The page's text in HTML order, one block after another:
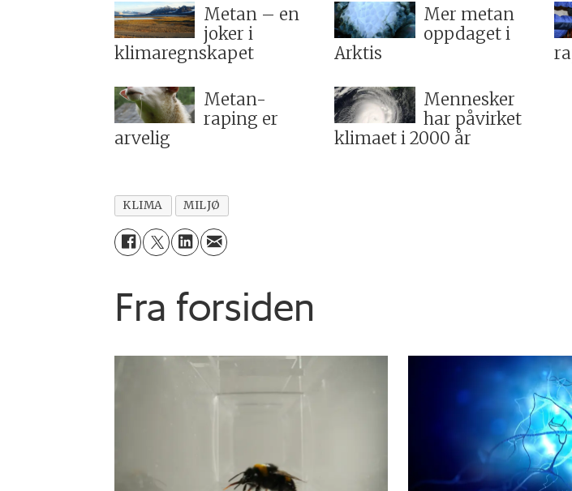
Metan – en
joker i
klimaregnskapet
Mer metan
oppdaget i
Arktis
Metan-
raping er
arvelig
Mennesker
har påvirket
klimaet i 2000 år
KLIMA MILJØ
Fra forsiden